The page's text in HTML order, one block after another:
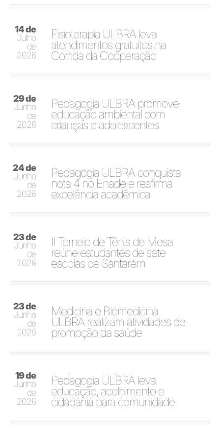
14 de
Julho
de
2026
Fisioterapia ULBRA leva
atendimentos gratuitos na
Corrida da Cooperação
29 de
Junho
de
2026
Pedagogia ULBRA promove
educação ambiental com
crianças e adolescentes
24 de
Junho
de
2026
Pedagogia ULBRA conquista
nota 4 no Enade e reafirma
excelência acadêmica
23 de
Junho
de
2026
II Torneio de Tênis de Mesa
reúne estudantes de sete
escolas de Santarém
23 de
Junho
de
2026
Medicina e Biomedicina
ULBRA realizam atividades de
promoção da saúde
19 de
Junho
de
2026
Pedagogia ULBRA leva
educação, acolhimento e
cidadania para comunidade